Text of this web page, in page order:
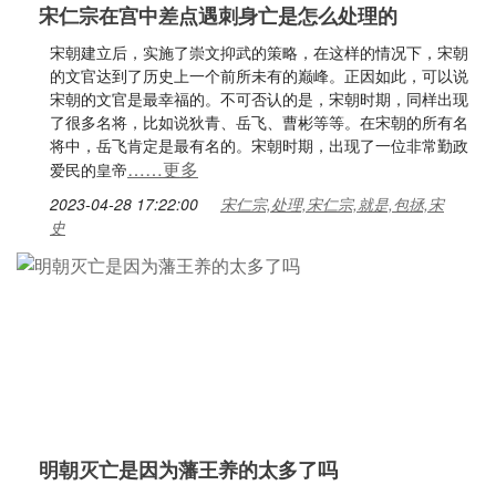
宋仁宗在宫中差点遇刺身亡是怎么处理的
宋朝建立后，实施了崇文抑武的策略，在这样的情况下，宋朝
的文官达到了历史上一个前所未有的巅峰。正因如此，可以说
宋朝的文官是最幸福的。不可否认的是，宋朝时期，同样出现
了很多名将，比如说狄青、岳飞、曹彬等等。在宋朝的所有名
将中，岳飞肯定是最有名的。宋朝时期，出现了一位非常勤政
爱民的皇帝……更多
2023-04-28 17:22:00
宋仁宗,处理,宋仁宗,就是,包拯,宋
史
明朝灭亡是因为藩王养的太多了吗